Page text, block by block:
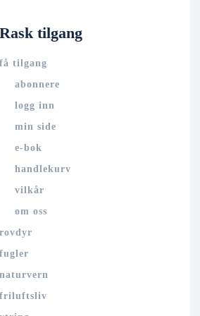
Rask tilgang
få tilgang
abonnere
logg inn
min side
e-bok
handlekurv
vilkår
om oss
rovdyr
fugler
naturvern
friluftsliv